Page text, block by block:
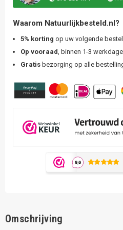
Waarom Natuurlijkbesteld.nl?
5% korting op uw volgende
Op vooraad
, binnen 1-3
Gratis bezorging op alle
Omschrijving